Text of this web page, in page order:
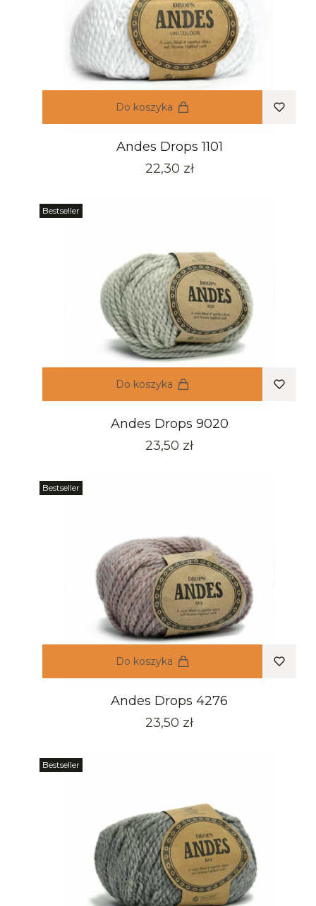
Do koszyka
Andes Drops 1101
Cena
22,30 zł
Bestseller
Do koszyka
Andes Drops 9020
Cena
23,50 zł
Bestseller
Do koszyka
Andes Drops 4276
Cena
23,50 zł
Bestseller